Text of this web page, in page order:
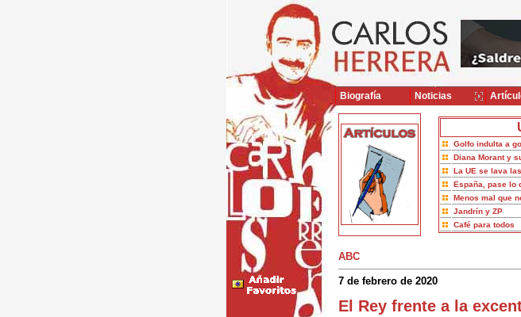
Golfo indulta a
Diana Morant y
La UE se lava
España, pase lo
Menos mal que
Jandrín y ZP
Café para todos
ABC
7 de febrero de 2020
El Rey frente a la
Biografía Noticias